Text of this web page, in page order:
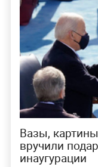
Вазы,
вручили
инаугурации